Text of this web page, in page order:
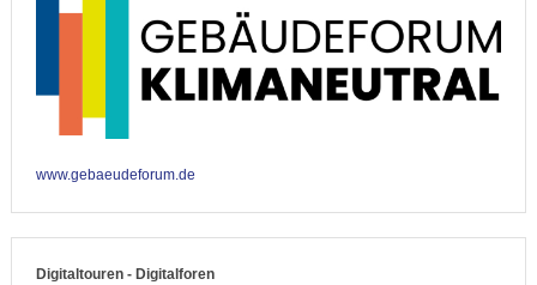
www.gebaeudeforum.de
Digitaltouren - Digitalforen